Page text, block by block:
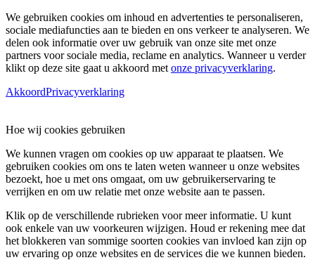
We gebruiken cookies om inhoud en advertenties te personaliseren,
sociale mediafuncties aan te bieden en ons verkeer te analyseren. We
delen ook informatie over uw gebruik van onze site met onze
partners voor sociale media, reclame en analytics. Wanneer u verder
klikt op deze site gaat u akkoord met onze privacyverklaring.
AkkoordPrivacyverklaring
Hoe wij cookies gebruiken
We kunnen vragen om cookies op uw apparaat te plaatsen. We
gebruiken cookies om ons te laten weten wanneer u onze websites
bezoekt, hoe u met ons omgaat, om uw gebruikerservaring te
verrijken en om uw relatie met onze website aan te passen.
Klik op de verschillende rubrieken voor meer informatie. U kunt
ook enkele van uw voorkeuren wijzigen. Houd er rekening mee dat
het blokkeren van sommige soorten cookies van invloed kan zijn op
uw ervaring op onze websites en de services die we kunnen bieden.